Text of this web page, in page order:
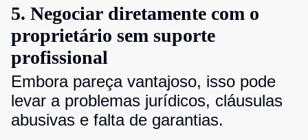
5. Negociar diretamente com o
proprietário sem suporte
profissional
Embora pareça vantajoso, isso pode
levar a problemas jurídicos, cláusulas
abusivas e falta de garantias.